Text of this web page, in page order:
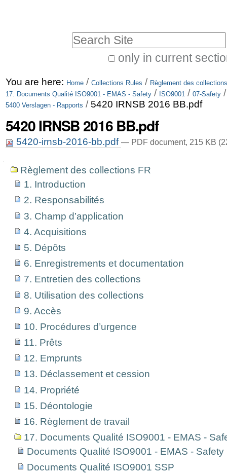
to
navigation
only in current
Search…
You are here: Home / Collections Rules / Règlement des
17. Documents Qualité ISO9001 - EMAS - Safety / ISO9001 / 07-Safety
5400 Verslagen - Rapports / 5420 IRNSB 2016 BB.pdf
5420 IRNSB 2016 BB.pdf
5420-irnsb-2016-bb.pdf — PDF document, 215 KB
NavigationRèglement des collections FR
1. Introduction
2. Responsabilités
3. Champ d’application
4. Acquisitions
5. Dépôts
6. Enregistrements et documentation
7. Entretien des collections
8. Utilisation des collections
9. Accès
10. Procédures d’urgence
11. Prêts
12. Emprunts
13. Déclassement et cession
14. Propriété
15. Déontologie
16. Règlement de travail
17. Documents Qualité ISO9001 - EMAS -
Documents Qualité ISO9001 - EMAS - Safety
Documents Qualité ISO9001 SSP